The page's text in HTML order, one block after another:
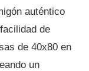
auténtico
de
de 40x80 en
un